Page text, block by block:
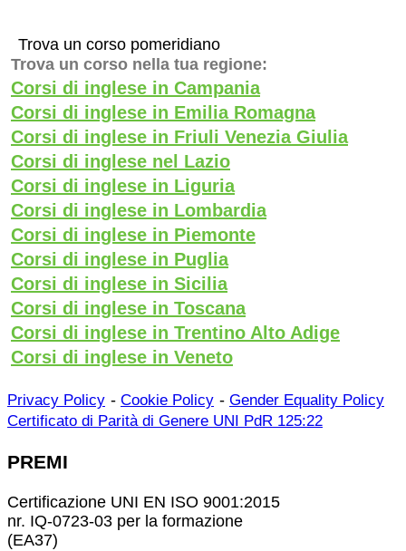
Trova un corso pomeridiano
Trova un corso nella tua regione:
Corsi di inglese in Campania
Corsi di inglese in Emilia Romagna
Corsi di inglese in Friuli Venezia Giulia
Corsi di inglese nel Lazio
Corsi di inglese in Liguria
Corsi di inglese in Lombardia
Corsi di inglese in Piemonte
Corsi di inglese in Puglia
Corsi di inglese in Sicilia
Corsi di inglese in Toscana
Corsi di inglese in Trentino Alto Adige
Corsi di inglese in Veneto
Privacy Policy - Cookie Policy - Gender Equality Policy
Certificato di Parità di Genere UNI PdR 125:22
PREMI
Certificazione UNI EN ISO 9001:2015
nr. IQ-0723-03 per la formazione
(EA37)